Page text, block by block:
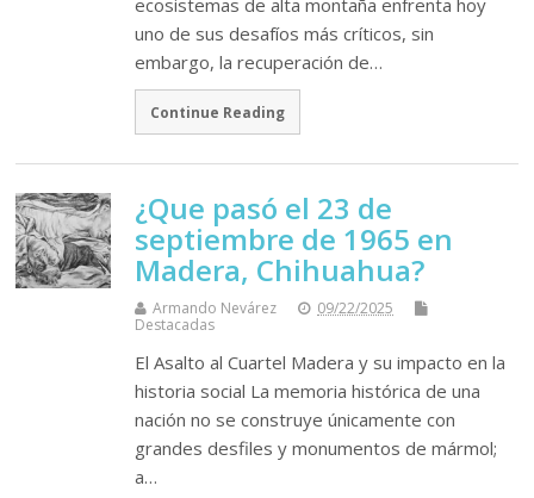
uno de sus desafíos más críticos, sin
embargo, la recuperación de…
Continue Reading
¿Que pasó el 23 de
septiembre de 1965 en
Madera, Chihuahua?
Armando Nevárez
09/22/2025
Destacadas
El Asalto al Cuartel Madera y su impacto en la
historia social La memoria histórica de una
nación no se construye únicamente con
grandes desfiles y monumentos de mármol;
a…